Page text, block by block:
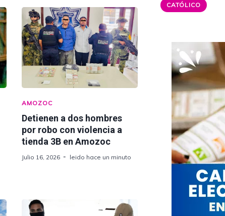
AMOZOC
Detienen a dos hombres
por robo con violencia a
tienda 3B en Amozoc
Julio 16, 2026 leido hace un minuto
CATÓLICO